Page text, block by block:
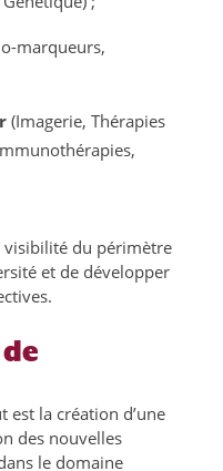
marqueurs,
(Imagerie, Thérapies
visibilité du périmètre
et de développer
est la création d’une
des nouvelles
le domaine